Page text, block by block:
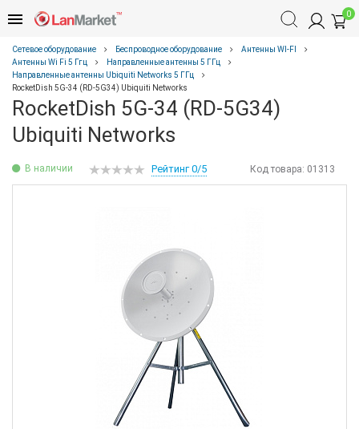
0
Сетевое оборудование Беспроводное оборудование
Антенны WI-FI
Антенны Wi Fi 5 Ггц
Направленные антенны 5 ГГц
Направленные антенны Ubiquiti Networks 5 ГГц
RocketDish 5G-34 (RD-5G34) Ubiquiti Networks
RocketDish 5G-34 (RD-5G34)
Ubiquiti Networks
В наличии Код товара: 01313
Рейтинг 0/5